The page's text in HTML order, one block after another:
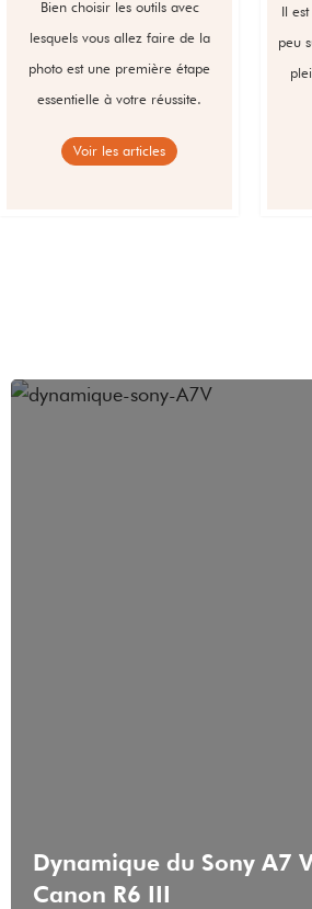
Bien choisir les outils avec
lesquels vous allez faire de la
photo est une première étape
essentielle à votre réussite.
Voir les articles
Il
peu
Dynamique du Sony A7
Canon R6 III